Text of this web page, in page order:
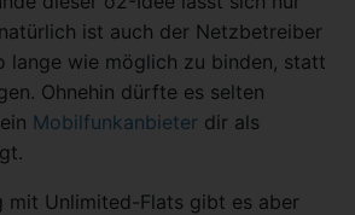
ist auch der Netzbetreiber
lange wie möglich zu binden, statt
Ohnehin dürfte es selten
Mobilfunkanbieter dir als
mit Unlimited-Flats gibt es aber